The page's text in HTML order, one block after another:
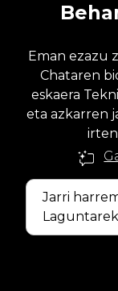
Eman ezazu
Chataren
eskaera
eta azkarren
Jarri